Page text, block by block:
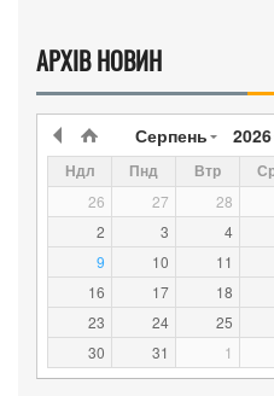
АРХІВ НОВИН
Серпень 2026
Ндл Пнд Втр
26 27 28
2
3 4
9 10 11
16
17 18
23
24 25
30
31 1